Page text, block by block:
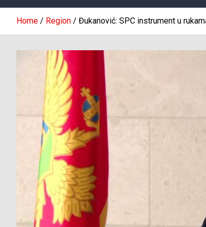
Home Region Đukanović: SPC instrument u